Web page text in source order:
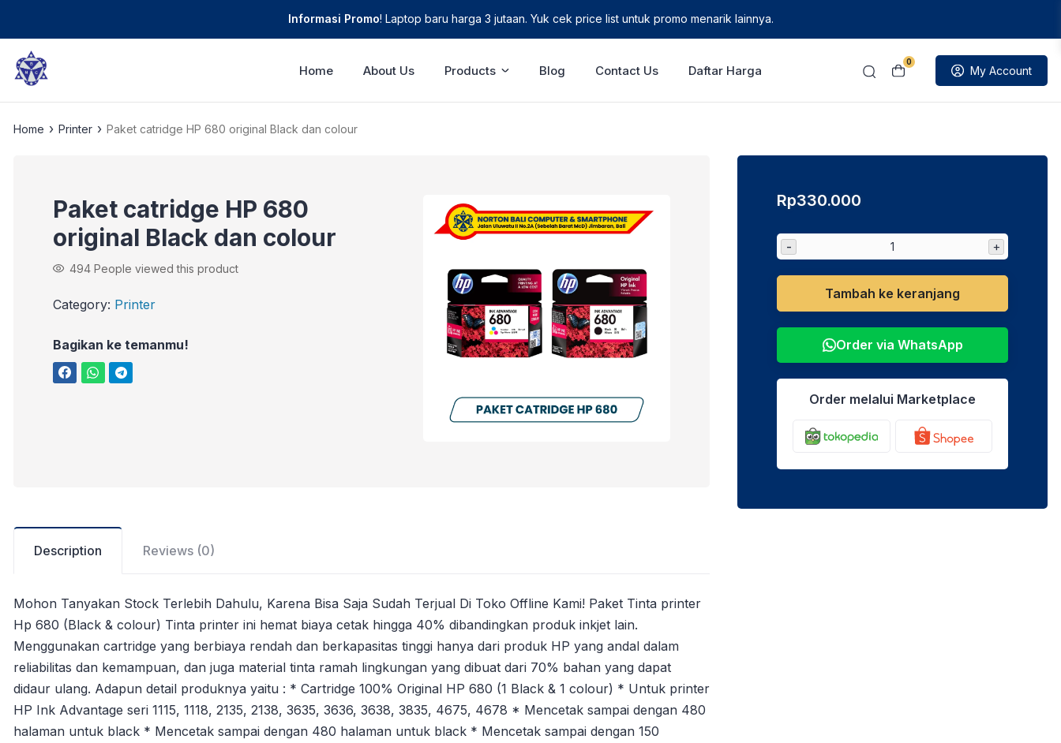
Informasi Promo! Laptop baru harga 3 jutaan. Yuk cek price list untuk promo menarik lainnya.
0
My Account
Home About Us Products Blog Contact Us Daftar Harga
Home › Printer › Paket catridge HP 680 original Black dan colour
Paket catridge HP 680
original Black dan colour
494 People viewed this product
Category: Printer
Bagikan ke temanmu!
Description Reviews (0)
Mohon Tanyakan Stock Terlebih Dahulu, Karena Bisa Saja Sudah Terjual Di Toko Offline Kami! Paket Tinta printer
Hp 680 (Black & colour) Tinta printer ini hemat biaya cetak hingga 40% dibandingkan produk inkjet lain.
Menggunakan cartridge yang berbiaya rendah dan berkapasitas tinggi hanya dari produk HP yang andal dalam
reliabilitas dan kemampuan, dan juga material tinta ramah lingkungan yang dibuat dari 70% bahan yang dapat
didaur ulang. Adapun detail produknya yaitu : * Cartridge 100% Original HP 680 (1 Black & 1 colour) * Untuk printer
HP Ink Advantage seri 1115, 1118, 2135, 2138, 3635, 3636, 3638, 3835, 4675, 4678 * Mencetak sampai dengan 480
halaman untuk black * Mencetak sampai dengan 480 halaman untuk black * Mencetak sampai dengan 150
Rp330.000
- +
Tambah ke keranjang
Order via WhatsApp
Order melalui Marketplace